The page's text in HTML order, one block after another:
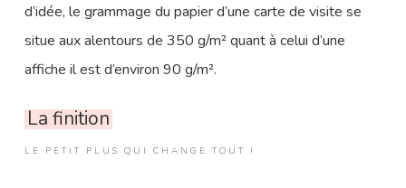
d’idée, le grammage du papier d’une carte de visite se
situe aux alentours de 350 g/m² quant à celui d’une
affiche il est d’environ 90 g/m².
La finition
LE PETIT PLUS QUI CHANGE TOUT !